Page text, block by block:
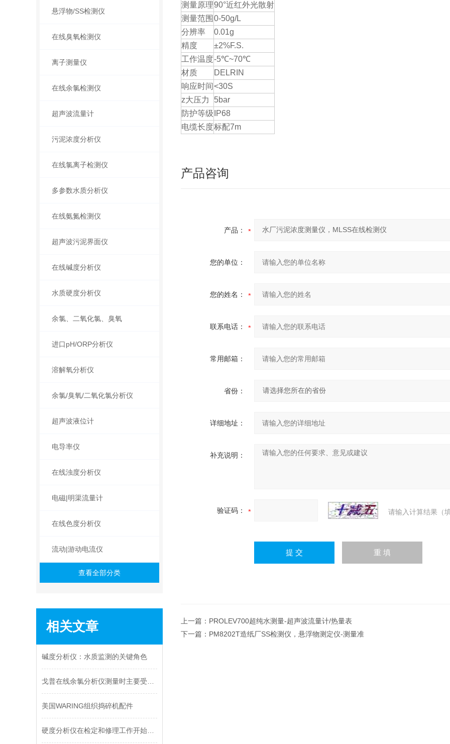
悬浮物/SS检测仪
在线臭氧检测仪
离子测量仪
在线余氯检测仪
超声波流量计
污泥浓度分析仪
在线氯离子检测仪
多参数水质分析仪
在线氨氮检测仪
超声波污泥界面仪
在线碱度分析仪
水质硬度分析仪
余氯、二氧化氯、臭氧
进口pH/ORP分析仪
溶解氧分析仪
余氯/臭氧/二氧化氯分析仪
超声波液位计
电导率仪
在线浊度分析仪
电磁|明渠流量计
在线色度分析仪
流动|游动电流仪
查看全部分类
相关文章
碱度分析仪：水质监测的关键角色
美国WARING组织捣碎机配件
测量原理90°近红外光散射
测量范围 0-50g/L
分辨率
0.01g
精度
±2%F.S.
工作温度-5℃~70℃
材质
DELRIN
响应时间<30S
z大压力
5bar
防护等级 IP68
电缆长度标配7m
产品咨询
产品：
您的单位：
您的姓名：
联系电话：
常用邮箱：
省份：
详细地址：
补充说明：
验证码： 请输入计算结果（
上一篇： PROLEV700超纯水测量-超声波流量计/热量表
下一篇： PM8202T造纸厂SS检测仪，悬浮物测定仪-测量准